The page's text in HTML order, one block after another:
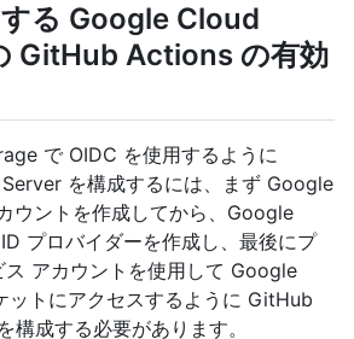
る Google Cloud
GitHub Actions の有効
で OIDC を使用するように
を構成するには、まず Google
ウントを作成してから、Google
プロバイダーを作成し、最後にプ
ス アカウントを使用して Google
トにアクセスするように GitHub
成する必要があります。